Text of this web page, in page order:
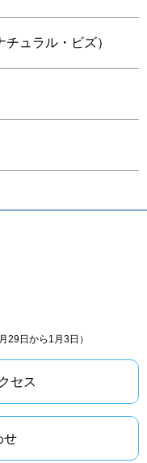
ュラル・ビズ）
29日から1月3日）
セス
せ